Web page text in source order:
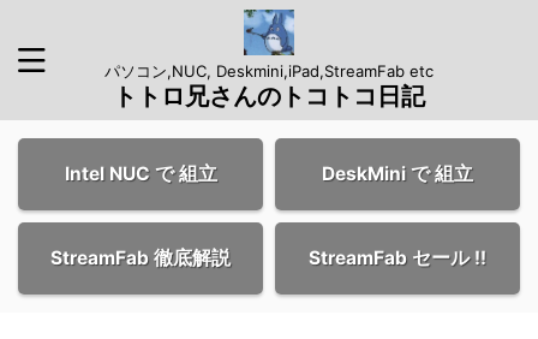
パソコン,NUC, Deskmini,iPad,StreamFab etc
トトロ兄さんのトコトコ日記
Intel NUC で 組立 DeskMini で 組立
StreamFab 徹底解説 StreamFab セール !!